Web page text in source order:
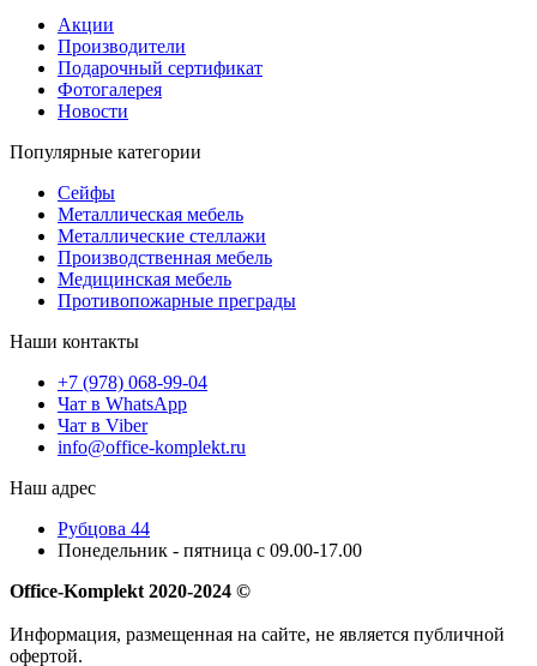
Акции
Производители
Подарочный сертификат
Фотогалерея
Новости
Популярные категории
Сейфы
Металлическая мебель
Металлические стеллажи
Производственная мебель
Медицинская мебель
Противопожарные преграды
Наши контакты
+7 (978) 068-99-04
Чат в WhatsApp
Чат в Viber
info@office-komplekt.ru
Наш адрес
Рубцова 44
Понедельник - пятница с 09.00-17.00
Office-Komplekt 2020-2024 ©
Информация, размещенная на сайте, не является публичной
офертой.